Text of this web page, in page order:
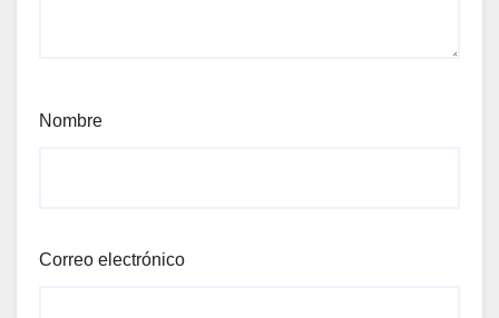
Nombre
Correo electrónico